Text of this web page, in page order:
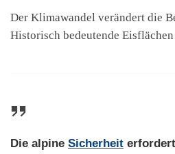
Der Klimawandel verändert die
Historisch bedeutende
Die alpine Sicherheit